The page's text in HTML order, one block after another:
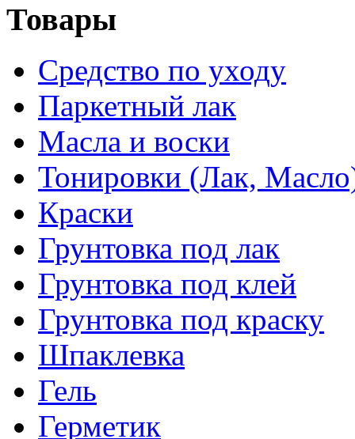
Товары
Средство по уходу
Паркетный лак
Масла и воски
Тонировки (Лак,
Краски
Грунтовка под лак
Грунтовка под клей
Грунтовка под краску
Шпаклевка
Гель
Герметик